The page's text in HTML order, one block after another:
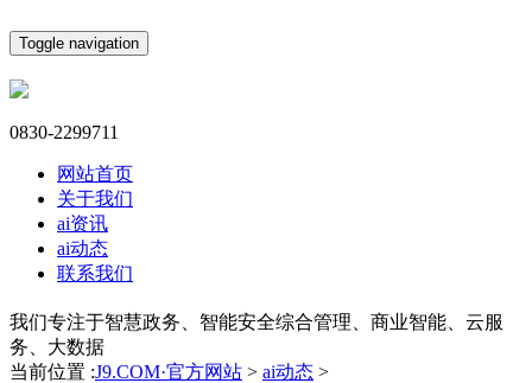
Toggle navigation
0830-2299711
网站首页
关于我们
ai资讯
ai动态
联系我们
我们专注于智慧政务、智能安全综合管理、商业智能、云服
务、大数据
当前位置 :J9.COM·官方网站 > ai动态 >